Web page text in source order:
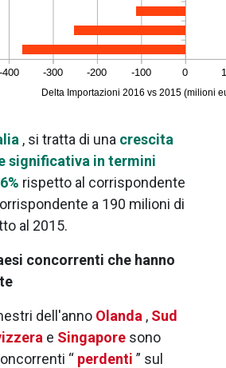
, si tratta di una crescita
significativa in termini
rispetto al corrispondente
a 190 milioni di
al 2015.
concorrenti che hanno
dell'anno Olanda , Sud
e Singapore sono
“ perdenti ” sul